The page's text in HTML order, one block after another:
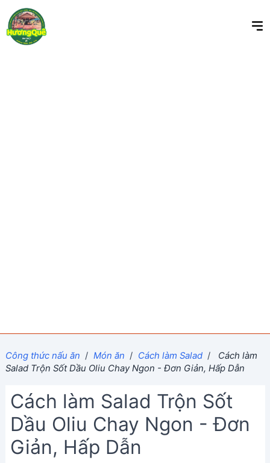
Công thức nấu ăn / Món ăn / Cách làm Salad /
Cách làm
Salad Trộn Sốt Dầu Oliu Chay Ngon - Đơn Giản, Hấp Dẫn
Cách làm Salad Trộn Sốt
Dầu Oliu Chay Ngon - Đơn
Giản, Hấp Dẫn